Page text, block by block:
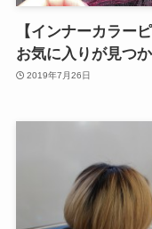
【インナーカラー
お気に入りが見つか
2019年7月26日